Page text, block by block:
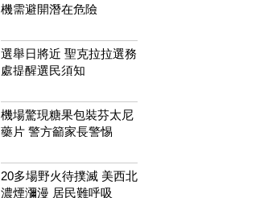
機需避開潛在危險
選舉日將近 聖克拉拉選務
處提醒選民須知
機場驚現糖果包裝芬太尼
藥片 警方籲家長警惕
20多場野火待撲滅 美西北
濃煙瀰漫 居民難呼吸